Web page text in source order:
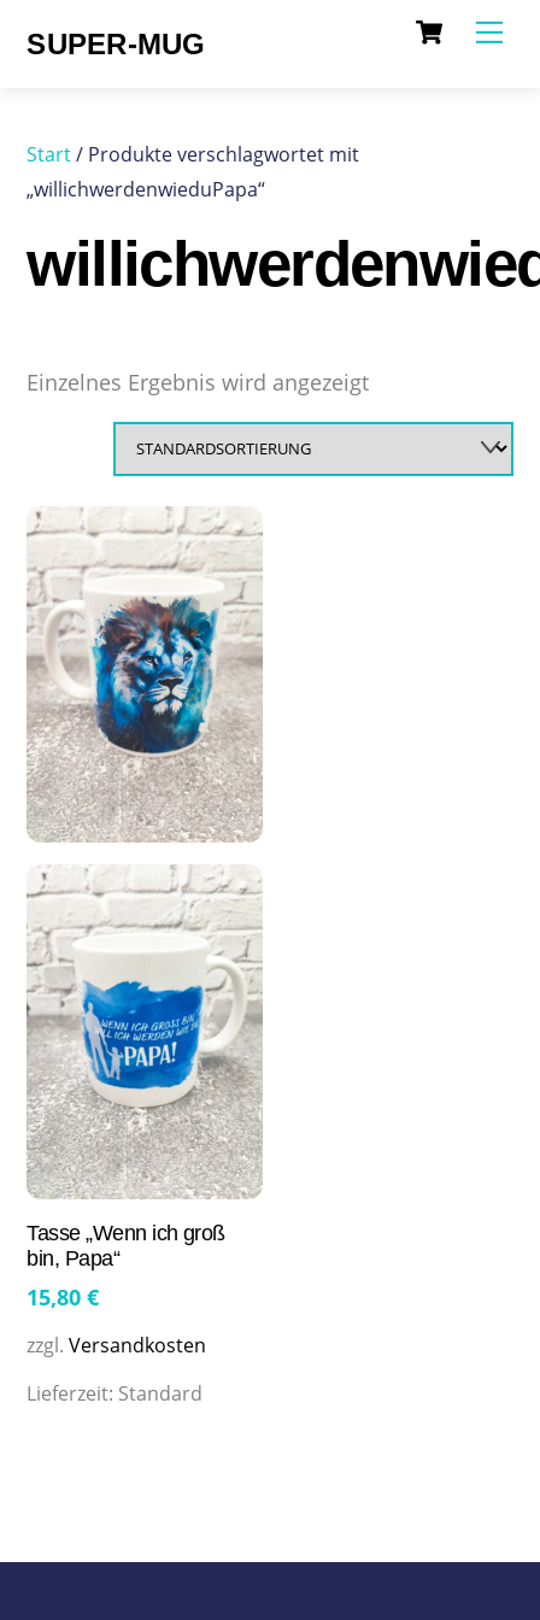
Cart
SUPER-MUG
Start/ Produkte verschlagwortet mit
„willichwerdenwieduPapa“
Einzelnes Ergebnis wird angezeigt
Tasse „Wenn ich groß
bin, Papa“
15,80€
zzgl.Versandkosten
Lieferzeit: Standard